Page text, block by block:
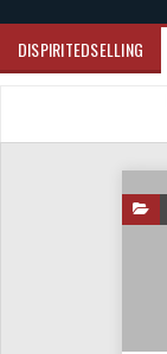
DISPIRITEDSELLING